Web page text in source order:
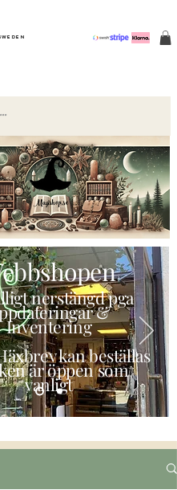
Magishop.se
nerstängd pga
&
Inventering
kan beställas
är öppen som
vanligt